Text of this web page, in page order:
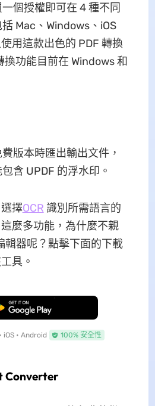
個授權即可在 4 種不同
Mac、Windows、iOS
用這款出色的 PDF 轉換
換功能目前在 Windows 和
版本時匯出輸出文件，
含 UPDF 的浮水印。
擇OCR 識別所需語言的
麼多功能，為什麼不親
輯器呢？點擊下面的下載
具。
免費下載
iOS • Android 100% 安全性
Converter